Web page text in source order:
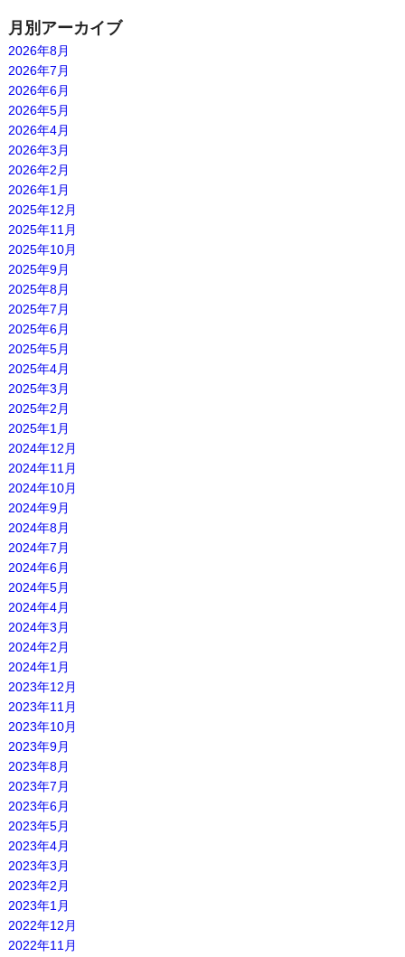
月別アーカイブ
2026年8月
2026年7月
2026年6月
2026年5月
2026年4月
2026年3月
2026年2月
2026年1月
2025年12月
2025年11月
2025年10月
2025年9月
2025年8月
2025年7月
2025年6月
2025年5月
2025年4月
2025年3月
2025年2月
2025年1月
2024年12月
2024年11月
2024年10月
2024年9月
2024年8月
2024年7月
2024年6月
2024年5月
2024年4月
2024年3月
2024年2月
2024年1月
2023年12月
2023年11月
2023年10月
2023年9月
2023年8月
2023年7月
2023年6月
2023年5月
2023年4月
2023年3月
2023年2月
2023年1月
2022年12月
2022年11月